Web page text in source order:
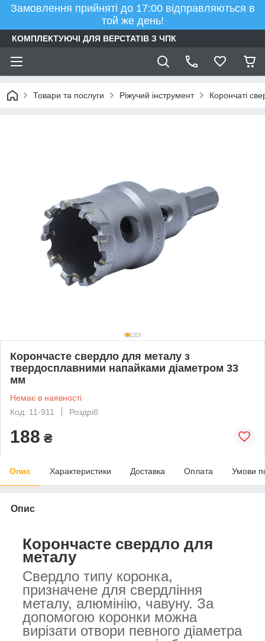
Замовлення прийняті до 17:00 відправляються в
той же день!
КОМПЛЕКТУЮЧІ ДЛЯ ВЕРСТАТІВ З ЧПК
Товари та послуги Ріжучий інструмент Корончаті
Корончасте свердло для металу з
твердосплавними напайками діаметром 33
мм
Немає в наявності
Код: 11-911
Роздріб
188 ₴
Опис Характеристики Доставка Оплата Умови
Опис
Корончасте свердло для
металу
Свердло типу коронка,
призначене для свердління
металу, алюмінію, чавуну. За
допомогою коронки можна
вирізати отвори певного діаметра